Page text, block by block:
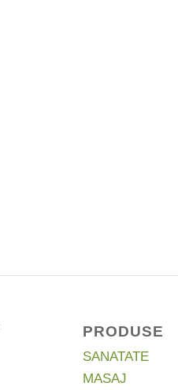
PRODUSE
SANATATE
MASAJ